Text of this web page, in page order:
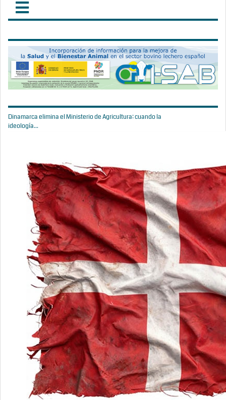
Dinamarca elimina el Ministerio de Agricultura: cuando la
ideología...